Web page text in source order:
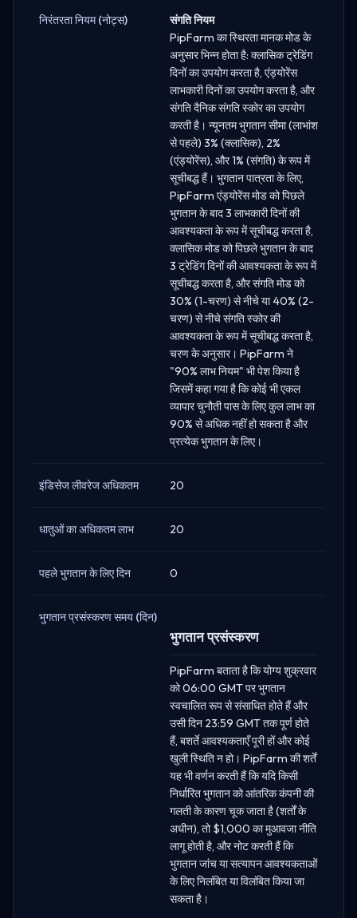
निरंतरता नियम (नोट्स)
संगति नियम
PipFarm का स्थिरता मानक मोड के
अनुसार भिन्न होता है: क्लासिक ट्रेडिंग
दिनों का उपयोग करता है, एंड्योरेंस
लाभकारी दिनों का उपयोग करता है, और
संगति दैनिक संगति स्कोर का उपयोग
करती है। न्यूनतम भुगतान सीमा (लाभांश
से पहले) 3% (क्लासिक), 2%
(एंड्योरेंस), और 1% (संगति) के रूप में
सूचीबद्ध हैं। भुगतान पात्रता के लिए,
PipFarm एंड्योरेंस मोड को पिछले
भुगतान के बाद 3 लाभकारी दिनों की
आवश्यकता के रूप में सूचीबद्ध करता है,
क्लासिक मोड को पिछले भुगतान के बाद
3 ट्रेडिंग दिनों की आवश्यकता के रूप में
सूचीबद्ध करता है, और संगति मोड को
30% (1-चरण) से नीचे या 40% (2-
चरण) से नीचे संगति स्कोर की
आवश्यकता के रूप में सूचीबद्ध करता है,
चरण के अनुसार। PipFarm ने
"90% लाभ नियम" भी पेश किया है
जिसमें कहा गया है कि कोई भी एकल
व्यापार चुनौती पास के लिए कुल लाभ का
90% से अधिक नहीं हो सकता है और
प्रत्येक भुगतान के लिए।
इंडिसेज लीवरेज अधिकतम 20
धातुओं का अधिकतम लाभ 20
पहले भुगतान के लिए दिन 0
भुगतान प्रसंस्करण समय (दिन)
भुगतान प्रसंस्करण
PipFarm बताता है कि योग्य शुक्रवार
को 06:00 GMT पर भुगतान
स्वचालित रूप से संसाधित होते हैं और
उसी दिन 23:59 GMT तक पूर्ण होते
हैं, बशर्ते आवश्यकताएँ पूरी हों और कोई
खुली स्थिति न हो। PipFarm की शर्तें
यह भी वर्णन करती हैं कि यदि किसी
निर्धारित भुगतान को आंतरिक कंपनी की
गलती के कारण चूक जाता है (शर्तों के
अधीन), तो $1,000 का मुआवजा नीति
लागू होती है, और नोट करती हैं कि
भुगतान जांच या सत्यापन आवश्यकताओं
के लिए निलंबित या विलंबित किया जा
सकता है।